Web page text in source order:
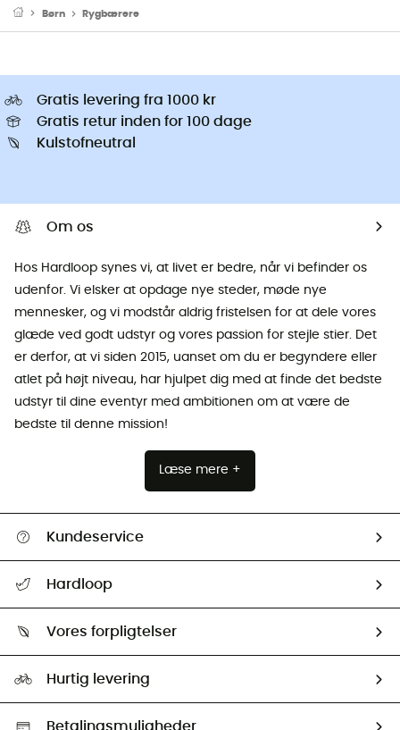
Børn Rygbærere
Gratis levering fra 1000 kr
Gratis retur inden for 100 dage
Kulstofneutral
Om os
Hos Hardloop synes vi, at livet er bedre, når vi befinder os
udenfor. Vi elsker at opdage nye steder, møde nye
mennesker, og vi modstår aldrig fristelsen for at dele vores
glæde ved godt udstyr og vores passion for stejle stier. Det
er derfor, at vi siden 2015, uanset om du er begyndere eller
atlet på højt niveau, har hjulpet dig med at finde det bedste
udstyr til dine eventyr med ambitionen om at være de
bedste til denne mission!
Læse mere +
Kundeservice
Returnering & Tilbagebetaling
Hardloop
Our ambassadors
Vores forpligtelser
Second hand
HardGreen Udvalg
Hurtig levering
Betalingsmuligheder